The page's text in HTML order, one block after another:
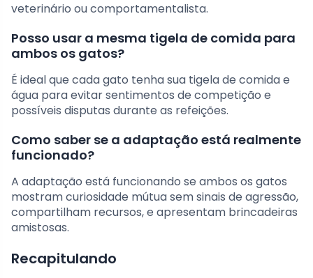
veterinário ou comportamentalista.
Posso usar a mesma tigela de comida para
ambos os gatos?
É ideal que cada gato tenha sua tigela de comida e
água para evitar sentimentos de competição e
possíveis disputas durante as refeições.
Como saber se a adaptação está realmente
funcionado?
A adaptação está funcionando se ambos os gatos
mostram curiosidade mútua sem sinais de agressão,
compartilham recursos, e apresentam brincadeiras
amistosas.
Recapitulando